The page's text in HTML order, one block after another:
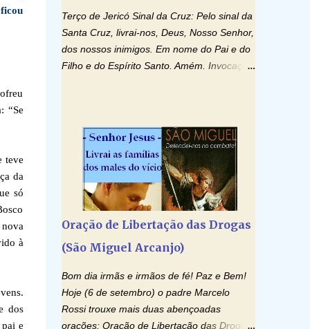
“Se
teve
da
só
à
dos
e
Terço de Jericó Sinal da Cruz: Pelo sinal da
Santa Cruz, livrai-nos, Deus, Nosso Senhor,
dos nossos inimigos. Em nome do Pai e do
Filho e do Espírito Santo. Amém. Invocação
o vosso Espírito e tudo será criado. E
renovareis a face da terra. Oremos: Ó
Deus, que instruístes os corações dos
vossos fiéis com a luz do Espírito Santo,
fazei que apreciemos retamente todas as
gozemos sempre da sua consolação. Por
Cristo, Senhor Nosso. Amém. Creio: Creio
céu e da terra; e em Jesus Cristo, seu único
Filho, nosso Senhor; que foi concebido pelo
poder do Espí­rito Santo; nasceu da Virgem
Oração de Libertação das Drogas
(São Miguel Arcanjo)
Bom dia irmãs e irmãos de fé! Paz e Bem!
Hoje (6 de setembro) o padre Marcelo
Rossi trouxe mais duas abençoadas
orações: Oração de Libertação das Drogas